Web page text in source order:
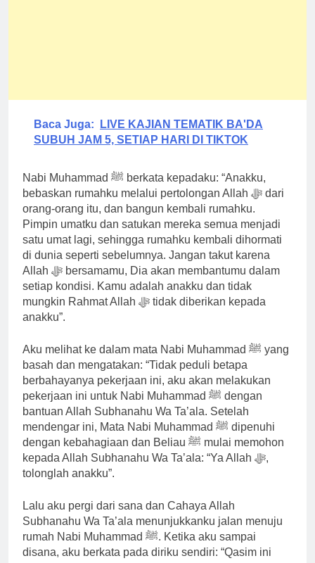
Baca Juga:
LIVE KAJIAN TEMATIK BA'DA
SUBUH JAM 5, SETIAP HARI DI TIKTOK
Nabi Muhammad ﷺ berkata kepadaku: “Anakku,
bebaskan rumahku melalui pertolongan Allah ﷻ dari
orang-orang itu, dan bangun kembali rumahku.
Pimpin umatku dan satukan mereka semua menjadi
satu umat lagi, sehingga rumahku kembali dihormati
di dunia seperti sebelumnya. Jangan takut karena
Allah ﷻ bersamamu, Dia akan membantumu dalam
setiap kondisi. Kamu adalah anakku dan tidak
mungkin Rahmat Allah ﷻ tidak diberikan kepada
anakku”.
Aku melihat ke dalam mata Nabi Muhammad ﷺ yang
basah dan mengatakan: “Tidak peduli betapa
berbahayanya pekerjaan ini, aku akan melakukan
pekerjaan ini untuk Nabi Muhammad ﷺ dengan
bantuan Allah Subhanahu Wa Ta’ala. Setelah
mendengar ini, Mata Nabi Muhammad ﷺ dipenuhi
dengan kebahagiaan dan Beliau ﷺ mulai memohon
kepada Allah Subhanahu Wa Ta’ala: “Ya Allah ﷻ,
tolonglah anakku”.
Lalu aku pergi dari sana dan Cahaya Allah
Subhanahu Wa Ta’ala menunjukkanku jalan menuju
rumah Nabi Muhammad ﷺ. Ketika aku sampai
disana, aku berkata pada diriku sendiri: “Qasim ini